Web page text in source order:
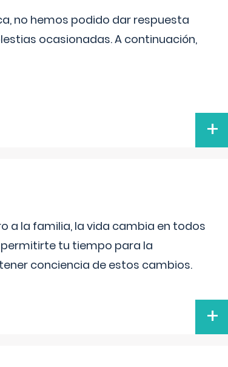
no hemos podido dar respuesta
ocasionadas. A continuación,
+
a la familia, la vida cambia en todos
tu tiempo para la
conciencia de estos cambios.
+